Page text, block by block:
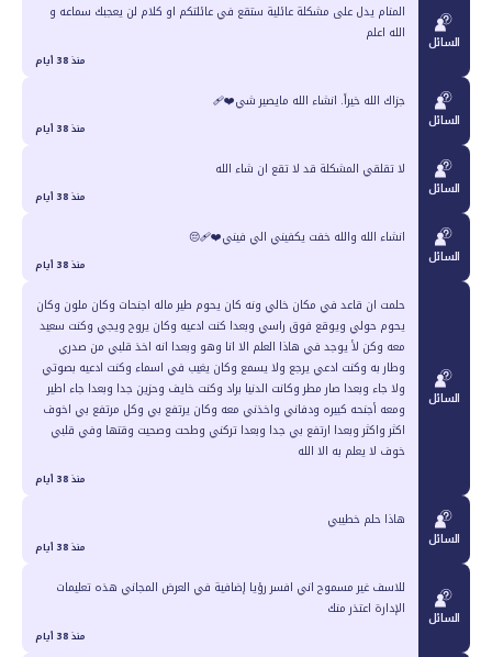
السائل
المنام يدل على مشكلة عائلية ستقع في عائلتكم او كلام لن يعجبك سماعه و
الله اعلم
منذ 38 أيام
السائل
جزاك الله خيراً. انشاء الله مايصير شي❤️‍🩹
منذ 38 أيام
السائل
لا تقلقي المشكلة قد لا تقع ان شاء الله
منذ 38 أيام
السائل
انشاء الله والله خفت يكفيني الي فيني❤️‍🩹😔
منذ 38 أيام
السائل
حلمت ان قاعد في مكان خالي ونه كان يحوم طير ماله اجنحات وكان ملون وكان
يحوم حولي ويوقع فوق راسي وبعدا كنت ادعيه وكان يروح ويجي وكنت سعيد
معه وكن لأ يوجد في هاذا العلم الا انا وهو وبعدا انه اخذ قلبي من صدري
وطار به وكنت ادعي يرجع ولا يسمع وكان يغيب في اسماء وكنت ادعيه بصوتي
ولا جاء وبعدا صار مطر وكانت الدنيا براد وكنت خايف وحزين جدا وبعدا جاء اطير
ومعه أجنحه كبيره ودفاني واخذني معه وكان يرتفع بي وكل مرتفع بي اخوف
اكثر واكثر وبعدا ارتفع بي جدا وبعدا تركني وطحت وصحيت وقتها وفي قلبي
خوف لا يعلم به الا الله
منذ 38 أيام
السائل
هاذا حلم خطيبي
منذ 38 أيام
السائل
للاسف غير مسموح اني افسر رؤيا إضافية في العرض المجاني هذه تعليمات
الإدارة اعتذر منك
منذ 38 أيام